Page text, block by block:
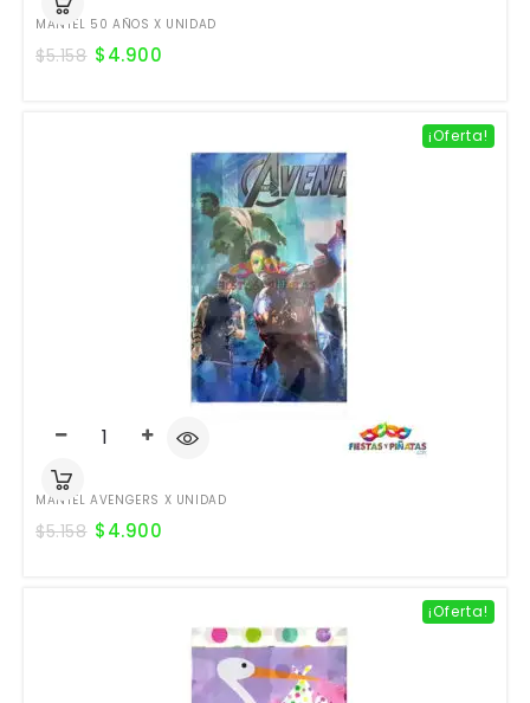
MANTEL 50 AÑOS X UNIDAD
$5.158 $4.900
¡Oferta!
MANTEL AVENGERS X UNIDAD
$5.158 $4.900
¡Oferta!